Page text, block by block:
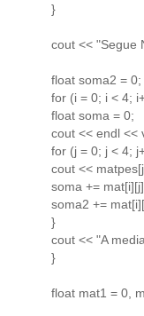
}
cout << "Segue
float soma2 = 0;
for (i = 0; i < 4;
float soma = 0;
cout << endl <<
for (j = 0; j < 4;
cout <<
soma +=
soma2 +=
}
cout << "A
}
float mat1 = 0,